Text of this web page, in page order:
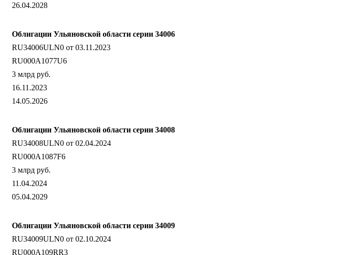
26.04.2028
Облигации Ульяновской области серии 34006
RU34006ULN0 от 03.11.2023
RU000A1077U6
3 млрд руб.
16.11.2023
14.05.2026
Облигации Ульяновской области серии 34008
RU34008ULN0 от 02.04.2024
RU000A1087F6
3 млрд руб.
11.04.2024
05.04.2029
Облигации Ульяновской области серии 34009
RU34009ULN0 от 02.10.2024
RU000A109RR3